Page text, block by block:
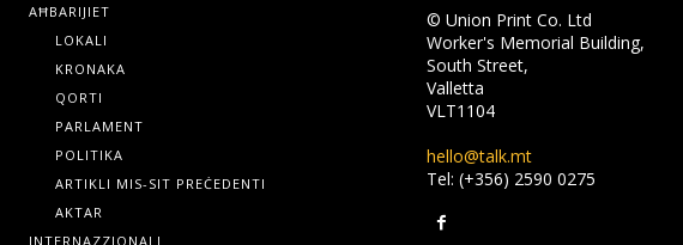
AĦBARIJIET
LOKALI
KRONAKA
QORTI
PARLAMENT
POLITIKA
ARTIKLI MIS-SIT PREĊEDENTI
AKTAR
INTERNAZZJONALI
© Union Print Co. Ltd
Worker's Memorial Building,
South Street,
Valletta
VLT1104
hello@talk.mt
Tel: (+356) 2590 0275